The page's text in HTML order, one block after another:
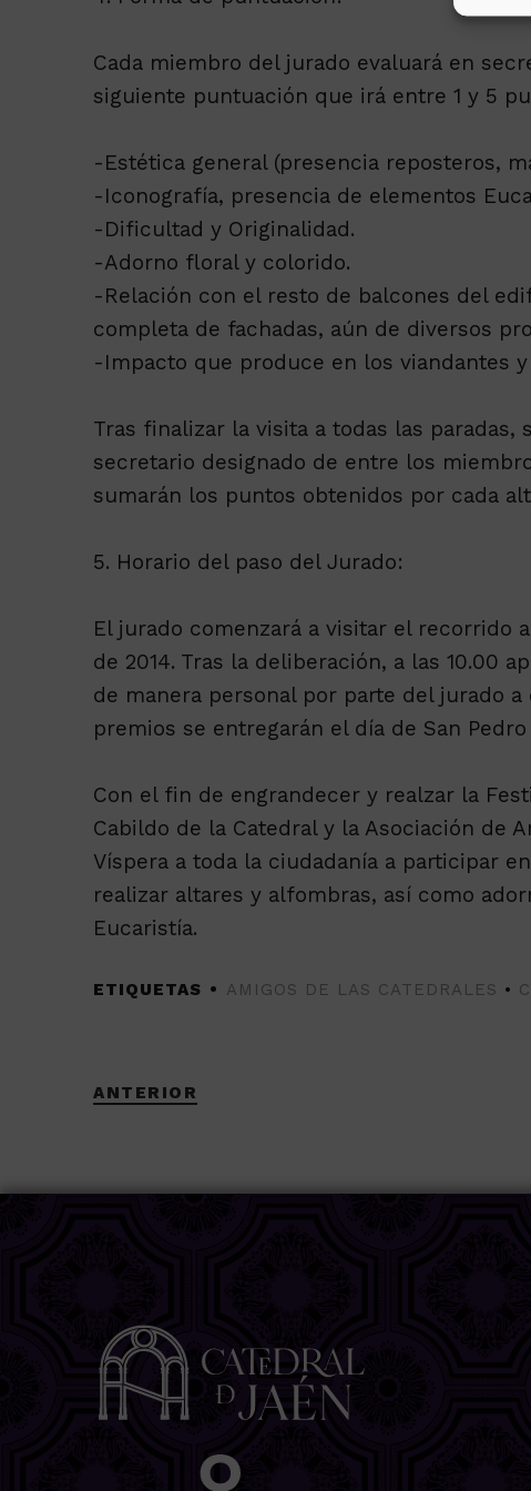
Cada miembro del jurado evaluará en
siguiente puntuación que irá entre 1 y 5
-Estética general (presencia reposteros,
-Iconografía, presencia de elementos
-Dificultad y Originalidad.
-Adorno floral y colorido.
-Relación con el resto de balcones del
completa de fachadas, aún de diversos
-Impacto que produce en los viandantes
Tras finalizar la visita a todas las
secretario designado de entre los
sumarán los puntos obtenidos por cada
5. Horario del paso del Jurado:
El jurado comenzará a visitar el recorrido
de 2014. Tras la deliberación, a las 10.00
de manera personal por parte del jurado
premios se entregarán el día de San
Con el fin de engrandecer y realzar la
Cabildo de la Catedral y la Asociación de
Víspera a toda la ciudadanía a participar
realizar altares y alfombras, así como
Eucaristía.
ETIQUETAS AMIGOS DE LAS CATEDRALES •
ANTERIOR